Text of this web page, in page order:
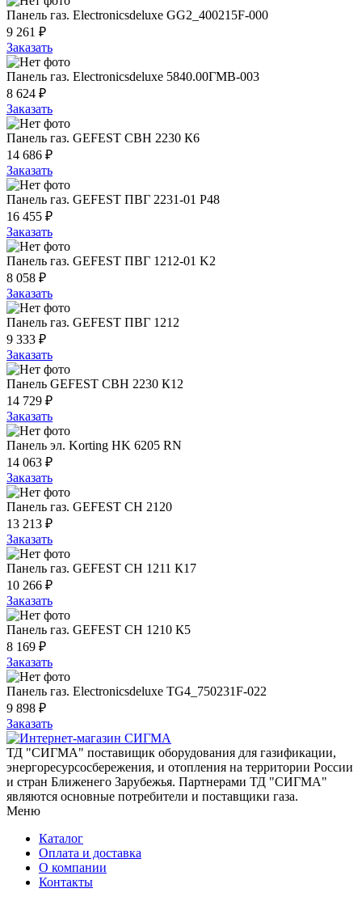
Панель газ. Electronicsdeluxe GG2_400215F-000
9 261 ₽
Заказать
Панель газ. Electronicsdeluxe 5840.00ГМВ-003
8 624 ₽
Заказать
Панель газ. GEFEST СВН 2230 К6
14 686 ₽
Заказать
Панель газ. GEFEST ПВГ 2231-01 Р48
16 455 ₽
Заказать
Панель газ. GEFEST ПВГ 1212-01 K2
8 058 ₽
Заказать
Панель газ. GEFEST ПВГ 1212
9 333 ₽
Заказать
Панель GEFEST СВН 2230 К12
14 729 ₽
Заказать
Панель эл. Korting HK 6205 RN
14 063 ₽
Заказать
Панель газ. GEFEST СН 2120
13 213 ₽
Заказать
Панель газ. GEFEST СН 1211 К17
10 266 ₽
Заказать
Панель газ. GEFEST СН 1210 К5
8 169 ₽
Заказать
Панель газ. Electronicsdeluxe TG4_750231F-022
9 898 ₽
Заказать
ТД "СИГМА" поставищик оборудования для газификации,
энергоресурсосбережения, и отопления на территории России
и стран Ближенего Зарубежья. Партнерами ТД "СИГМА"
являются основные потребители и поставщики газа.
Меню
Каталог
Оплата и доставка
О компании
Контакты